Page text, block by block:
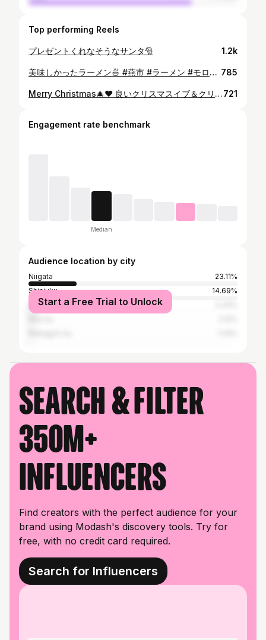
Top performing Reels
プレゼントくれなそうなサンタ🎅 1.2k
美味しかったラーメン🍜 #燕市 #ラーメン #モロゾフのコップ がヒント こちらも応援お願いします！ 【地球の子供食堂と宿題Cafeひがしく店 クラファン】 https://readyfor.jp/projects/niigatakodomo 785
Merry Christmas🎄❤️ 良いクリスマスイブ＆クリスマスになりますように721
Engagement rate benchmark
Median
Audience location by city
Niigata
23.11%
Shinjuku
14.69%
Nagaoka
Start a Free Trial to Unlock
Search & filter
350M+
influencers
Find creators with the perfect audience for your
brand using Modash's discovery tools. Try for
free, with no credit card required.
Search for Influencers